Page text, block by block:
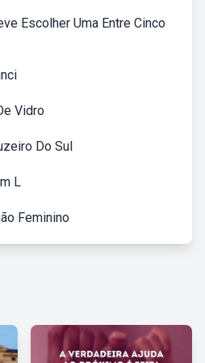
Escolher Uma Entre Cinco
Vidro
Do Sul
L
Feminino